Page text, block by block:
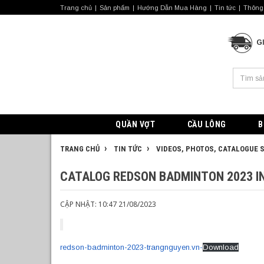
Trang chủ Sản phẩm Hướng Dẫn Mua Hàng Tin tức
QUẦN VỢT CẦU LÔNG
TRANG CHỦ TIN TỨC VIDEOS, PHOTOS, CATALOGUE
CATALOG REDSON BADMINTON 2023
CẬP NHẬT: 10:47 21/08/2023
redson-badminton-2023-trangnguyen.vn-Download